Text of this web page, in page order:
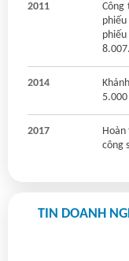
2011
Công
2014
2017
Hoàn
công
TIN DOANH